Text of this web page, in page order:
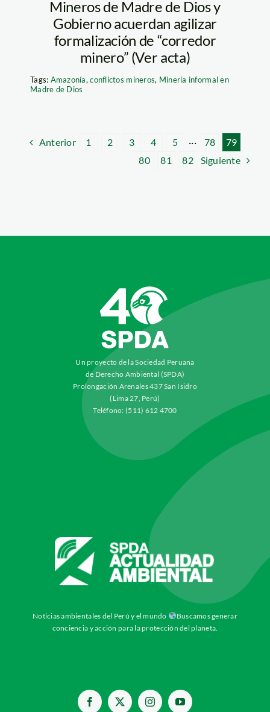
Mineros de Madre de Dios y
Gobierno acuerdan agilizar
formalización de “corredor
minero” (Ver acta)
Tags: Amazonía,conflictos mineros, Minería informal en
Madre de Dios
Anterior 1 2 3 4 5 ··· 78
79
80
81 82 Siguiente
Un proyecto de la Sociedad Peruana
de Derecho Ambiental (SPDA)
Prolongación Arenales 437 San Isidro
(Lima 27, Perú)
Teléfono: (511) 612 4700
Noticias ambientales del Perú y el mundo
Buscamos generar
conciencia y acción para la protección del planeta.